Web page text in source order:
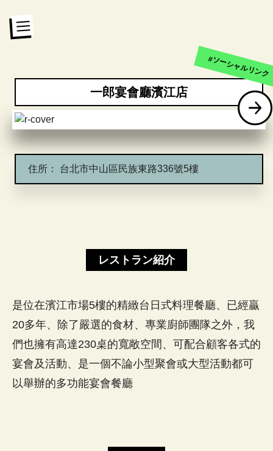
一郎宴會廳濱江店
住所： 台北市中山區民族東路336號5樓
#ソーシャルリンク
レストラン紹介
是位在濱江市場5樓的精緻台日式料理餐廳、已經贏
20多年、除了嚴選的食材、專業廚師團隊之外，我
們也擁有高達230桌的寬敞空間、可配合顧客各式的
宴會及活動、是一個不論小型聚會或大型活動都可
以舉辦的多功能宴會餐廳